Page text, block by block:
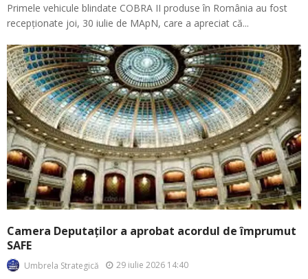
Primele vehicule blindate COBRA II produse în România au fost
recepționate joi, 30 iulie de MApN, care a apreciat că...
Camera Deputaților a aprobat acordul de împrumut
SAFE
Umbrela Strategică 29 iulie 2026 14:40